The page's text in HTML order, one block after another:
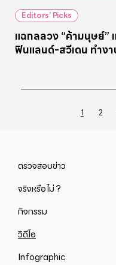
Editors’ Picks
แฉกลลวง “ค้ามนุษย์”
ฟินแลนด์-สวีเดน ทำง
1 2
ตรวจสอบข่าว
จริงหรือไม่ ?
กิจกรรม
วิดีโอ
Infographic